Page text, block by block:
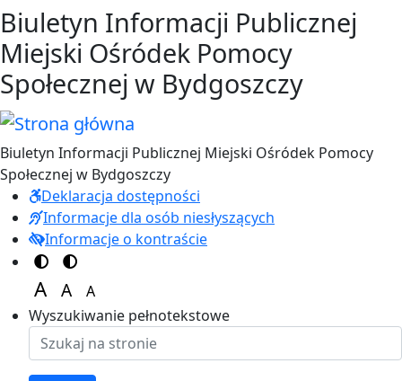
Przejdź do treści
Przejdź do menu
Biuletyn Informacji Publicznej
Miejski Ośródek Pomocy
Społecznej w Bydgoszczy
Biuletyn Informacji Publicznej Miejski Ośródek Pomocy
Społecznej w Bydgoszczy
Deklaracja dostępności
Informacje dla osób niesłyszących
Informacje o kontraście
Switch to color theme
Switch to high visibility theme
A
Set font size to 150%
A
Set font size to 125%
A
Set font size to 100%
Wyszukiwanie pełnotekstowe